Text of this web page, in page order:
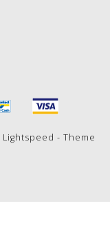
Lightspeed - Theme